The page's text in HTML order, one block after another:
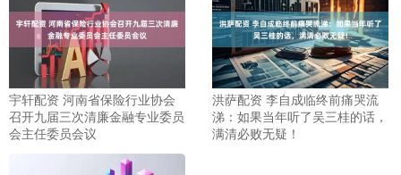
宇轩配资 河南省保险行业协会
召开九届三次清廉金融专业委员
会主任委员会议
洪萨配资 李自成临终前痛哭流
涕：如果当年听了吴三桂的话，
满清必败无疑！